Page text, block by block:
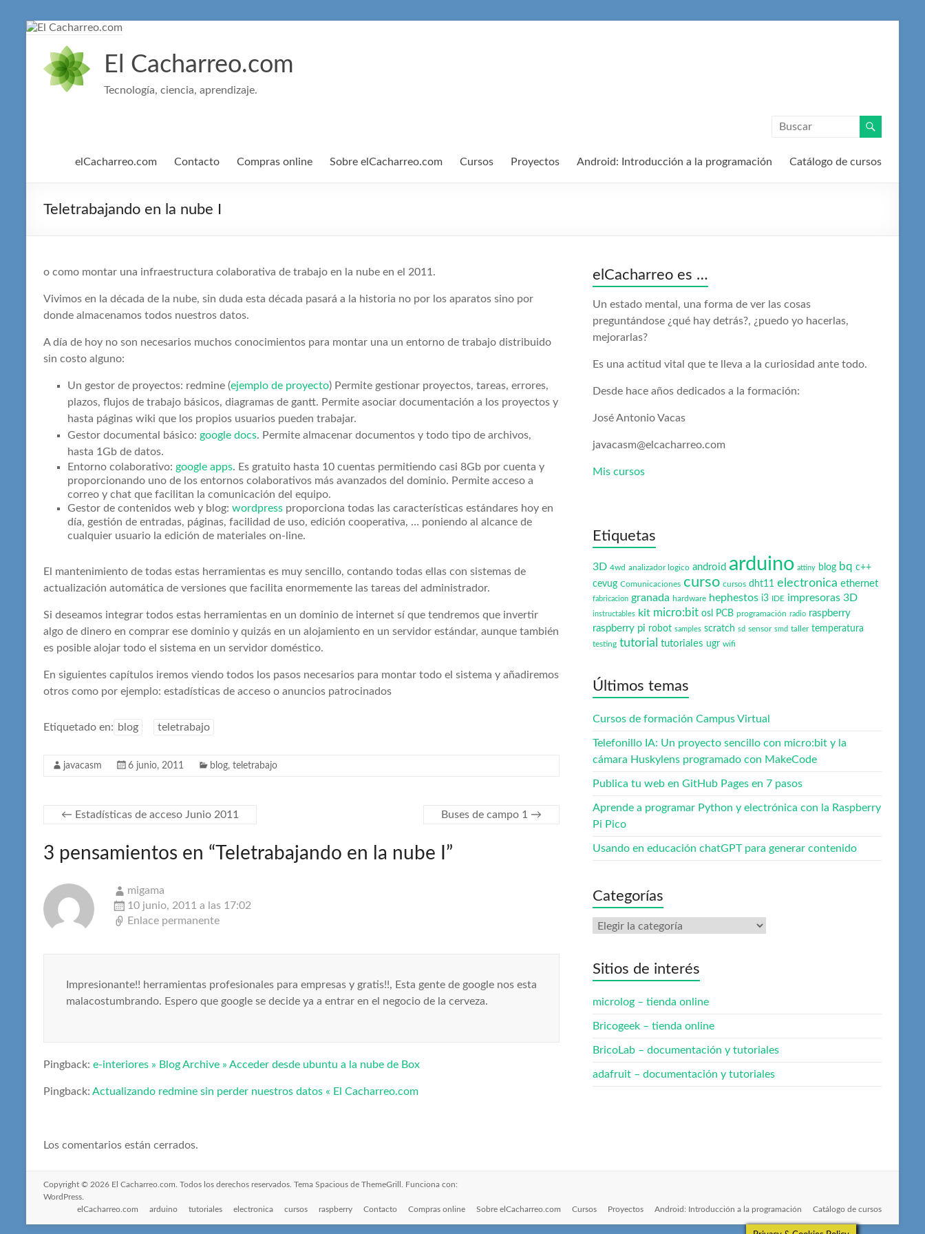
Saltar
contenido
El Cacharreo.com
Tecnología, ciencia, aprendizaje.
elCacharreo.com Contacto Compras online Sobre elCacharreo.com Cursos Proyectos Android: Introducción a la programación Catálogo de cursos
Teletrabajando en la nube I
o como montar una infraestructura colaborativa de trabajo en la nube en el 2011.
Vivimos en la década de la nube, sin duda esta década pasará a la historia no por los aparatos sino por
donde almacenamos todos nuestros datos.
A día de hoy no son necesarios muchos conocimientos para montar una un entorno de trabajo distribuido
sin costo alguno:
Un gestor de proyectos: redmine (ejemplo de proyecto) Permite gestionar proyectos, tareas, errores,
plazos, flujos de trabajo básicos, diagramas de gantt. Permite asociar documentación a los proyectos y
hasta páginas wiki que los propios usuarios pueden trabajar.
Gestor documental básico: google docs. Permite almacenar documentos y todo tipo de archivos,
hasta 1Gb de datos.
Entorno colaborativo: google apps. Es gratuito hasta 10 cuentas permitiendo casi 8Gb por cuenta y
proporcionando uno de los entornos colaborativos más avanzados del dominio. Permite acceso a
correo y chat que facilitan la comunicación del equipo.
Gestor de contenidos web y blog: wordpress proporciona todas las características estándares hoy en
día, gestión de entradas, páginas, facilidad de uso, edición cooperativa, … poniendo al alcance de
cualquier usuario la edición de materiales on-line.
El mantenimiento de todas estas herramientas es muy sencillo, contando todas ellas con sistemas de
actualización automática de versiones que facilita enormemente las tareas del administrador.
Si deseamos integrar todos estas herramientas en un dominio de internet sí que tendremos que invertir
algo de dinero en comprar ese dominio y quizás en un alojamiento en un servidor estándar, aunque también
es posible alojar todo el sistema en un servidor doméstico.
En siguientes capítulos iremos viendo todos los pasos necesarios para montar todo el sistema y añadiremos
otros como por ejemplo: estadísticas de acceso o anuncios patrocinados
Etiquetado en: blog teletrabajo
javacasm 6 junio, 2011 blog, teletrabajo
← Estadísticas de acceso Junio 2011 Buses de campo 1 →
3 pensamientos en “ Teletrabajando en la nube I ”
migama
10 junio, 2011 a las 17:02
Enlace permanente
Impresionante!! herramientas profesionales para empresas y gratis!!, Esta gente de google nos esta
malacostumbrando. Espero que google se decide ya a entrar en el negocio de la cerveza.
Pingback: e-interiores » Blog Archive » Acceder desde ubuntu a la nube de Box
Pingback: Actualizando redmine sin perder nuestros datos « El Cacharreo.com
Los comentarios están cerrados.
elCacharreo es …
Un estado mental, una forma de ver las cosas
preguntándose ¿qué hay detrás?, ¿puedo yo hacerlas,
mejorarlas?
Es una actitud vital que te lleva a la curiosidad ante todo.
Desde hace años dedicados a la formación:
José Antonio Vacas
javacasm@elcacharreo.com
Mis cursos
Etiquetas
3D 4wd analizador logico android arduino attiny blog bq c++
cevug Comunicaciones curso cursos dht11 electronica ethernet
fabricacion granada hardware hephestos i3 IDE impresoras 3D
instructables kit micro:bit osl PCB programación radio raspberry
raspberry pi robot samples scratch sd sensor smd taller temperatura
testing tutorial tutoriales ugr wifi
Últimos temas
Cursos de formación Campus Virtual
Telefonillo IA: Un proyecto sencillo con micro:bit y la
cámara Huskylens programado con MakeCode
Publica tu web en GitHub Pages en 7 pasos
Aprende a programar Python y electrónica con la Raspberry
Pi Pico
Usando en educación chatGPT para generar contenido
Categorías
Categorías
Sitios de interés
microlog – tienda online
Bricogeek – tienda online
BricoLab – documentación y tutoriales
adafruit – documentación y tutoriales
Copyright © 2026 El Cacharreo.com . Todos los derechos reservados. Tema Spacious de ThemeGrill. Funciona con:
WordPress
elCacharreo.com
arduino tutoriales electronica cursos raspberry Contacto Compras online Sobre elCacharreo.com Cursos Proyectos Android: Introducción a la programación Catálogo de cursos